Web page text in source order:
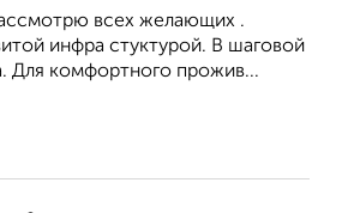
всех желающих .
инфра стуктурой. В шаговой
Для комфортного прожив...